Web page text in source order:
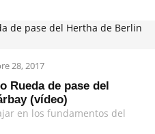
28, 2017
Rueda de pase del
(vídeo)
en los fundamentos del